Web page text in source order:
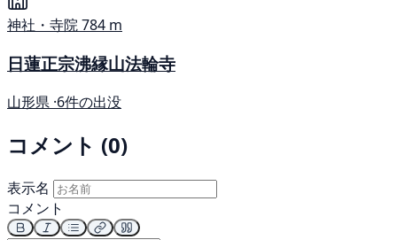
神社・寺院784 m
日蓮正宗沸縁山法輪寺
山形県 ·6件の出没
コメント (0)
表示名
コメント